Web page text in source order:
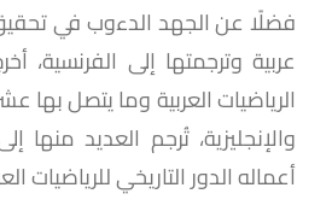
فضلًا عن الجهد الدءوب في
عربية وترجمتها إلى الفرنسية،
الرياضيات العربية وما يتصل بها
والإنجليزية، تُرجم العديد منها
أعماله الدور التاريخي للرياضيات